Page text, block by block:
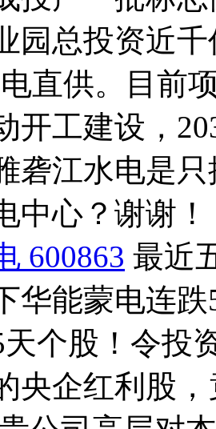
园总投资近
直供。目前
开工建设，
砻江水电是
中心？谢谢！
600863 最近
华能蒙电连
个股！令投
央企红利股